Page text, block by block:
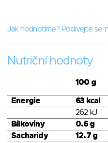
Jak hodnotíme? Podívejte se
Nutriční hodnoty
100 g
Energie 63 kcal
262 kJ
Bílkoviny
0.6 g
Sacharidy
12.7 g